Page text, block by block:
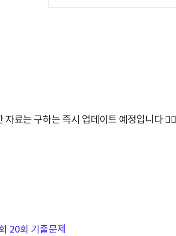
자료는 구하는 즉시 업데이트 예정입니다 🙆‍♀️
20회 기출문제